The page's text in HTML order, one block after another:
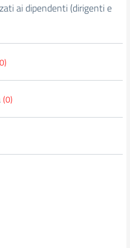
ai dipendenti (dirigenti e
(0)